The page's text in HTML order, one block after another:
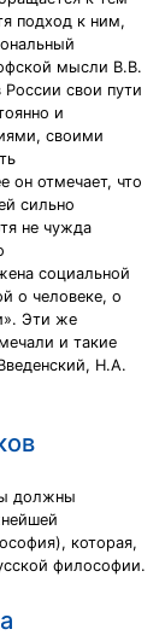
подход к ним,
мысли В.В.
свои пути
и
своими
он отмечает, что
сильно
не чужда
социальной
о человеке, о
Эти же
и такие
Н.А.
должны
которая,
философии.